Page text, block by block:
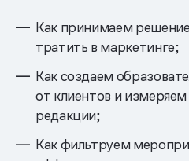
Как принимаем
тратить в маркетинге;
Как создаем
от клиентов и
редакции;
Как фильтруем